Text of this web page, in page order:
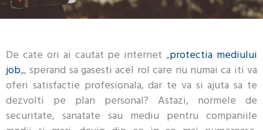
De cate ori ai cautat pe internet „protectia mediului
job„, sperand sa gasesti acel rol care nu numai ca iti va
oferi satisfactie profesionala, dar te va si ajuta sa te
dezvolti pe plan personal? Astazi, normele de
securitate, sanatate sau mediu pentru companiile